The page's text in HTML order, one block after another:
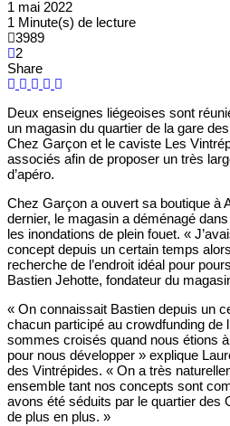
1 mai 2022
1 Minute(s) de lecture
3989
2
Share
Deux enseignes liégeoises sont
un magasin du quartier de la gare
Chez Garçon et le caviste Les
associés afin de proposer un très
d’apéro.
Chez Garçon a ouvert sa boutique à
dernier, le magasin a déménagé
les inondations de plein fouet. «
concept depuis un certain temps
recherche de l’endroit idéal pour
Bastien Jehotte, fondateur du
« On connaissait Bastien depuis un
chacun participé au crowdfunding de
sommes croisés quand nous étions
pour nous développer » explique
des Vintrépides. « On a très
ensemble tant nos concepts sont
avons été séduits par le quartier des
de plus en plus. »